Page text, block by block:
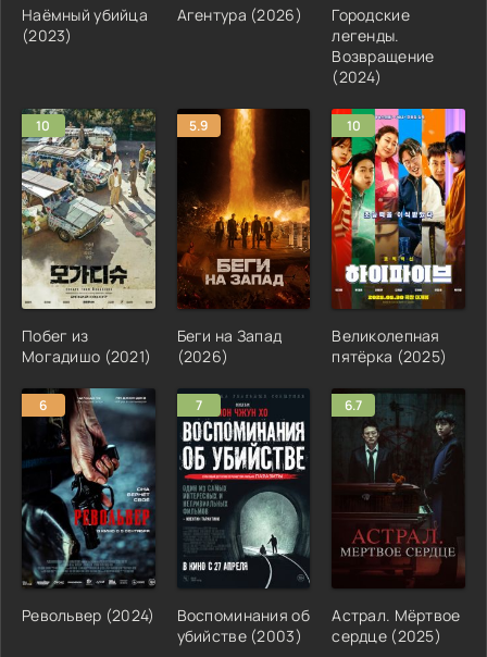
Наёмный убийца
(2023)
Агентура (2026)
Городские
легенды.
Возвращение
(2024)
10
Побег из
Могадишо (2021)
5.9
Беги на Запад
(2026)
10
Великолепная
пятёрка (2025)
6
Револьвер (2024)
7
Воспоминания об
убийстве (2003)
6.7
Астрал. Мёртвое
сердце (2025)